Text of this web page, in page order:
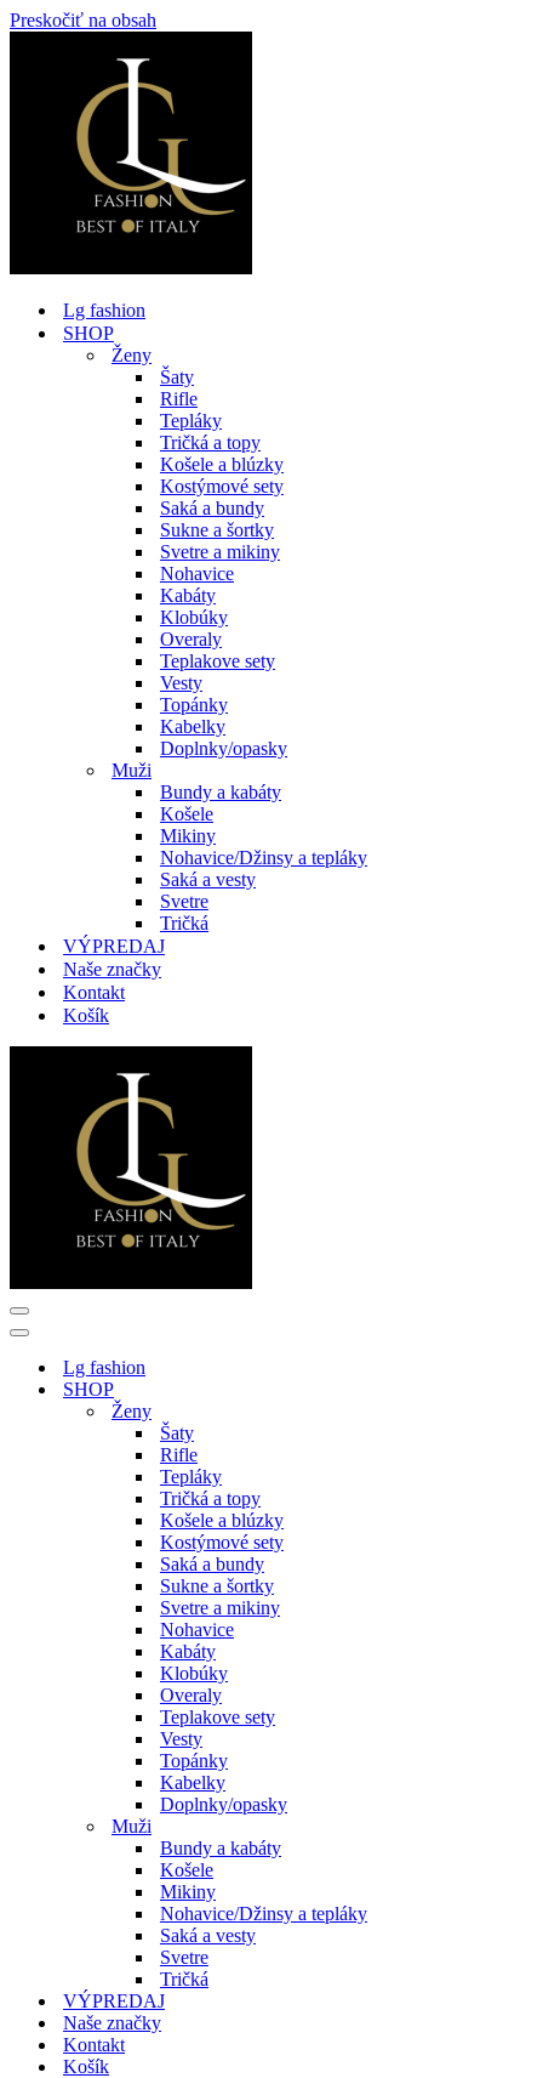
Preskočiť na obsah
Lg fashion
SHOP
Ženy
Šaty
Rifle
Tepláky
Tričká a topy
Košele a blúzky
Kostýmové sety
Saká a bundy
Sukne a šortky
Svetre a mikiny
Nohavice
Kabáty
Klobúky
Overaly
Teplakove sety
Vesty
Topánky
Kabelky
Doplnky/opasky
Muži
Bundy a kabáty
Košele
Mikiny
Nohavice/Džinsy a tepláky
Saká a vesty
Svetre
Tričká
VÝPREDAJ
Naše značky
Kontakt
Košík
Menu
navigácie
Menu
navigácieLg fashion
SHOP
Ženy
Šaty
Rifle
Tepláky
Tričká a topy
Košele a blúzky
Kostýmové sety
Saká a bundy
Sukne a šortky
Svetre a mikiny
Nohavice
Kabáty
Klobúky
Overaly
Teplakove sety
Vesty
Topánky
Kabelky
Doplnky/opasky
Muži
Bundy a kabáty
Košele
Mikiny
Nohavice/Džinsy a tepláky
Saká a vesty
Svetre
Tričká
VÝPREDAJ
Naše značky
Kontakt
Košík